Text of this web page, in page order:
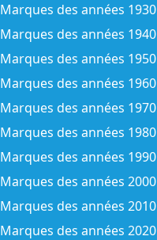
Marques des années 1930
Marques des années 1940
Marques des années 1950
Marques des années 1960
Marques des années 1970
Marques des années 1980
Marques des années 1990
Marques des années 2000
Marques des années 2010
Marques des années 2020